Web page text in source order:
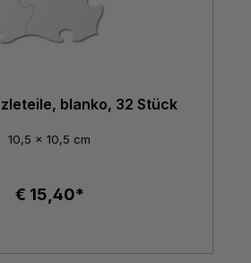
blanko, 32 Stück
10,5 x 10,5 cm
€ 15,40*